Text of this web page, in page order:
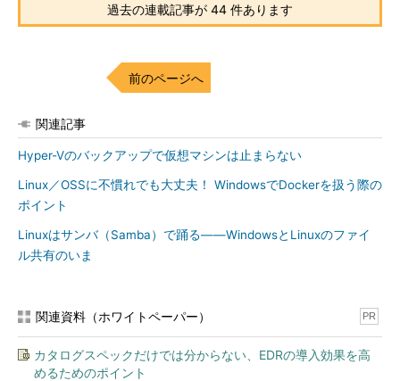
岩手県花巻市在住。Microsoft MVP：Cloud and Datacenter
企業のシステム管理者を経て、フリーのテクニカルライター
に。マイクロソフト製品、テクノロジーを中心に、IT雑誌、
Webサイトへの記事の寄稿、ドキュメント作成、事例取材など
を手掛ける。個人ブログは『山市良のえぬなんとかわーる
ど』。
過去の連載記事が 44 件あります
前のページへ
関連記事
Hyper-Vのバックアップで仮想マシンは止まらない
Linux／OSSに不慣れでも大丈夫！ WindowsでDockerを扱う際の
ポイント
Linuxはサンバ（Samba）で踊る――WindowsとLinuxのファイ
ル共有のいま
関連資料（ホワイトペーパー） PR
カタログスペックだけでは分からない、EDRの導入効果を高
めるためのポイント